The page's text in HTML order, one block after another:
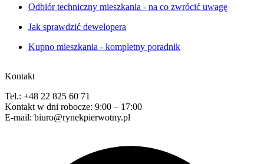
Odbiór techniczny mieszkania - na co zwrócić uwagę
Jak sprawdzić dewelopera
Kupno mieszkania - kompletny poradnik
Kontakt
Tel.: +48 22 825 60 71
Kontakt w dni robocze: 9:00 – 17:00
E-mail: biuro@rynekpierwotny.pl